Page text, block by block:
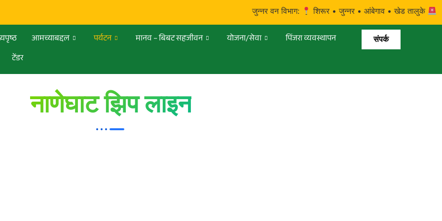
जुन्नर वन विभाग: शिरूर • जुन्नर • आंबेगाव • खेड तालुके
आमच्याबद्दल पर्यटन मानव – बिबट सहजीवन योजना/सेवा
पिंजरा व्यवस्थापन
टेंडर
संपर्क
नाणेघाट झिप लाइन